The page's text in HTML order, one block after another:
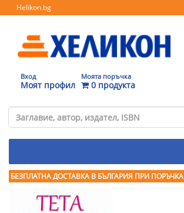
Helikon.bg
Вход
Моят профил
Моята поръчка
0 продукта
БЕЗПЛАТНА ДОСТАВКА В БЪЛГАРИЯ ПРИ ПОРЪЧКА